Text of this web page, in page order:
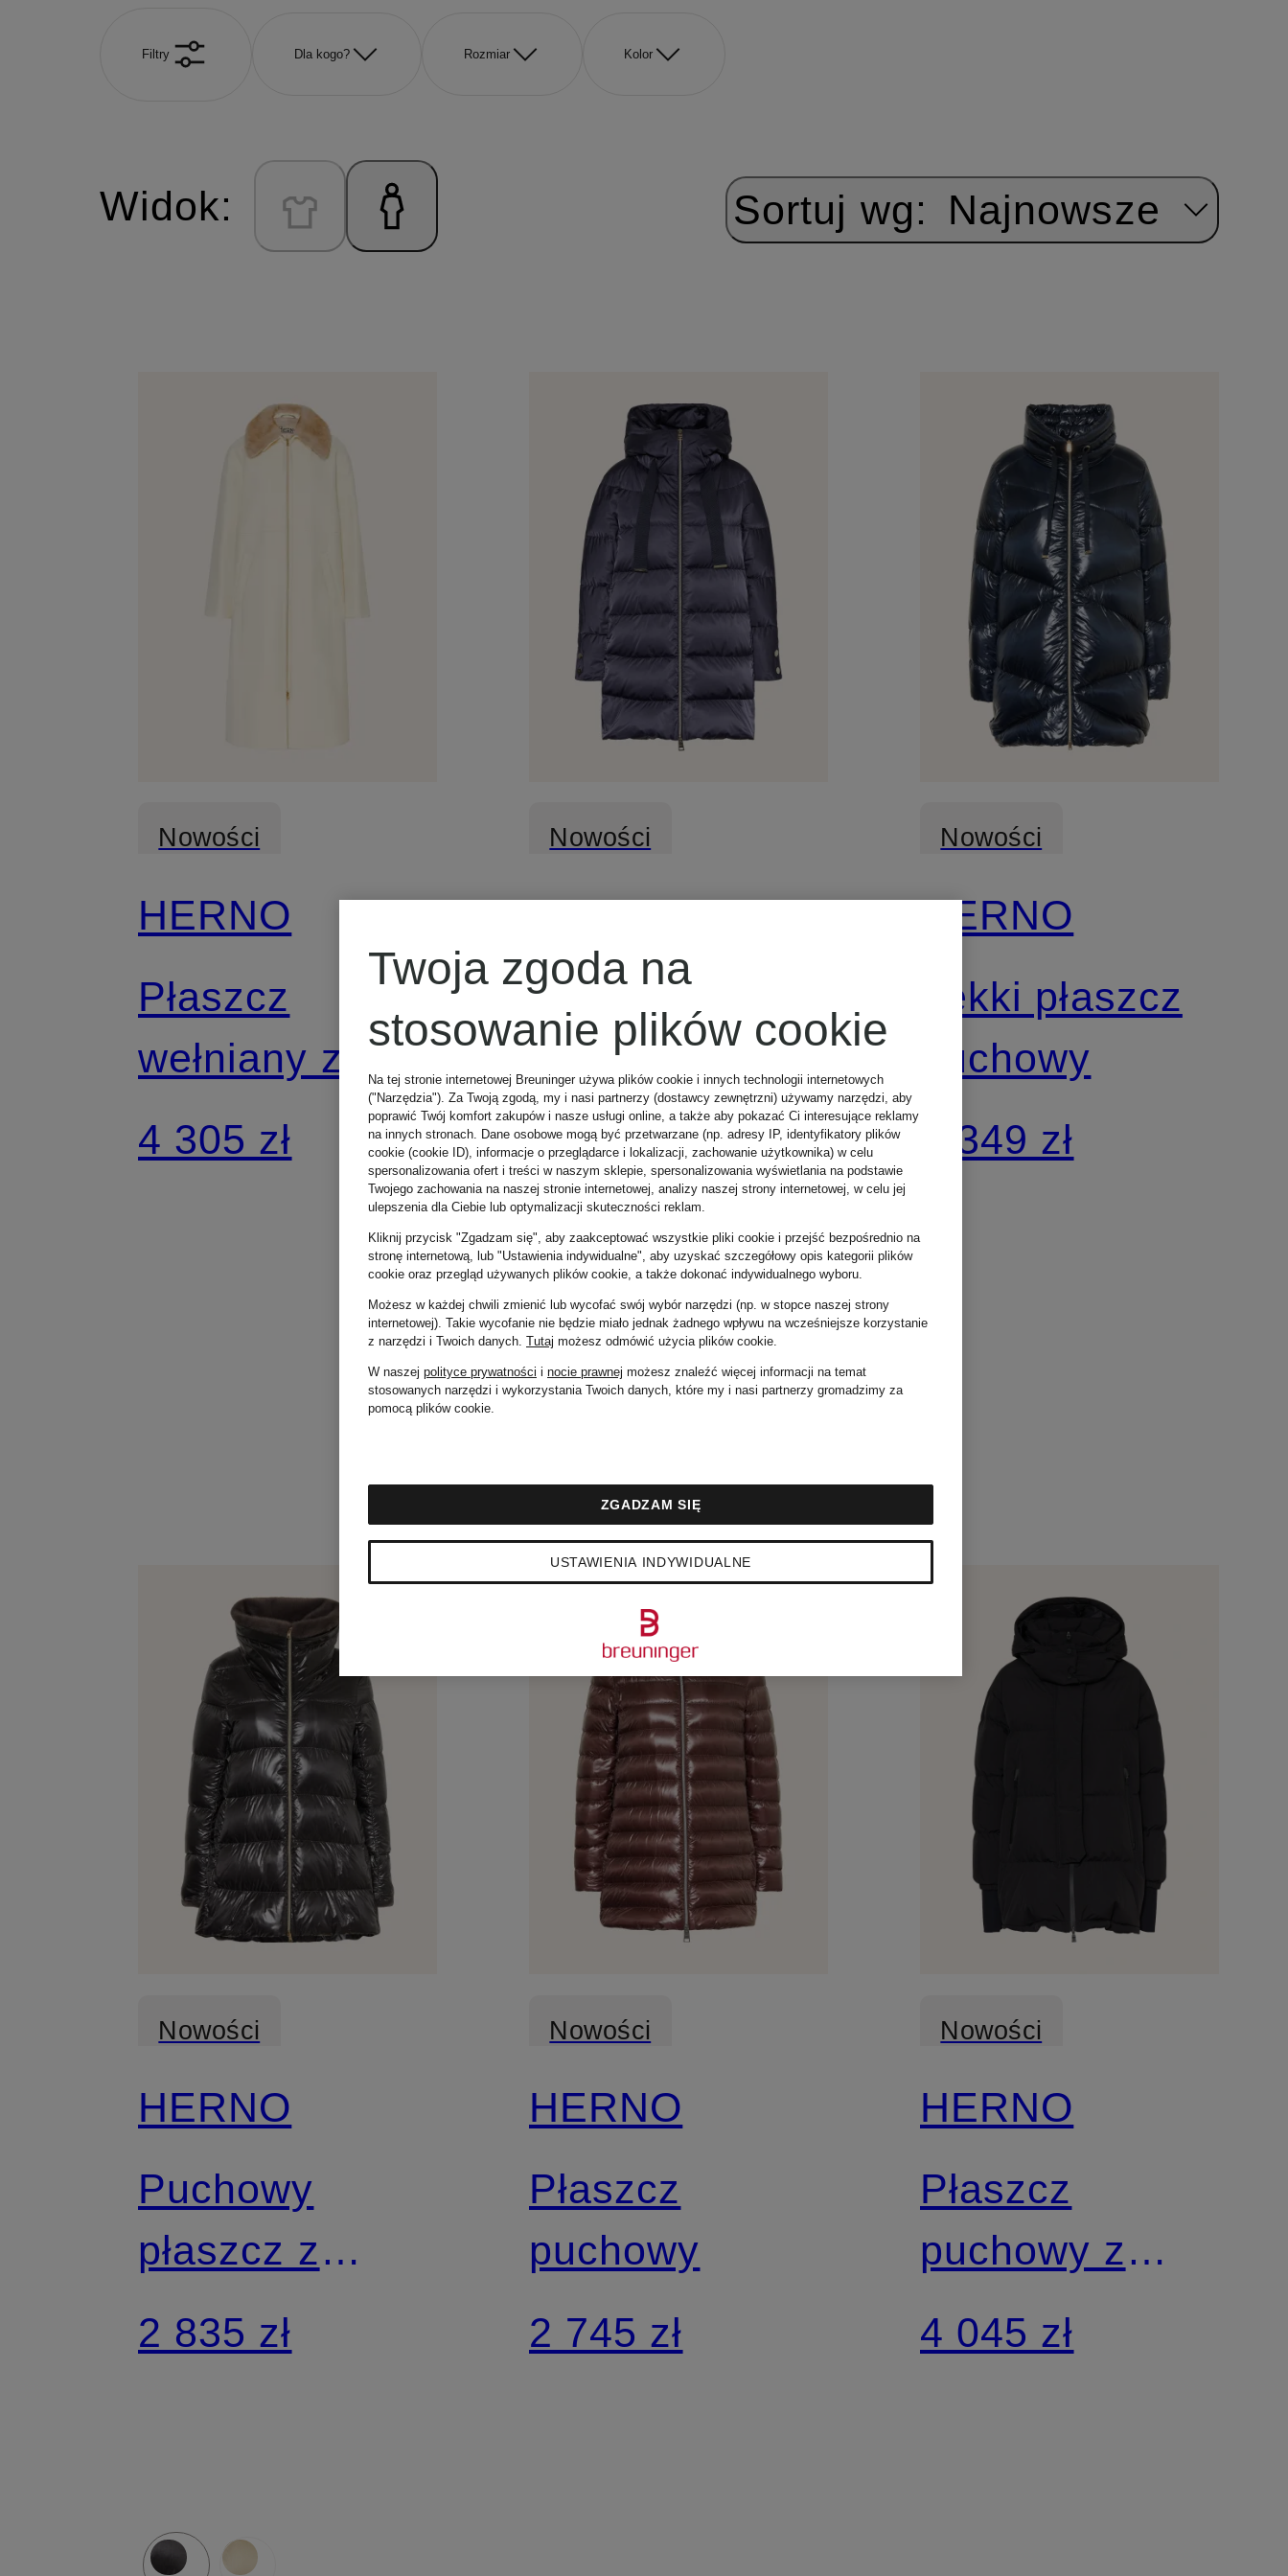
Filtry Dla kogo? Rozmiar Kolor
Widok: Sortuj wg: Najnowsze
Nowości
HERNO
Płaszcz
wełniany z
odpinanym
4 305 zł
Nowości
HERNO
Płaszcz
puchowy
3 739 zł
Nowości
HERNO
Lekki płaszcz
puchowy
3 349 zł
Nowości
HERNO
Puchowy
płaszcz z
sztucznym
2 835 zł
Nowości
HERNO
Płaszcz
puchowy
2 745 zł
Nowości
HERNO
Płaszcz
puchowy z
odpinanym
4 045 zł
Twoja zgoda na
stosowanie plików cookie
Na tej stronie internetowej Breuninger używa plików cookie i innych technologii internetowych
("Narzędzia"). Za Twoją zgodą, my i nasi partnerzy (dostawcy zewnętrzni) używamy narzędzi, aby
poprawić Twój komfort zakupów i nasze usługi online, a także aby pokazać Ci interesujące reklamy
na innych stronach. Dane osobowe mogą być przetwarzane (np. adresy IP, identyfikatory plików
cookie (cookie ID), informacje o przeglądarce i lokalizacji, zachowanie użytkownika) w celu
spersonalizowania ofert i treści w naszym sklepie, spersonalizowania wyświetlania na podstawie
Twojego zachowania na naszej stronie internetowej, analizy naszej strony internetowej, w celu jej
ulepszenia dla Ciebie lub optymalizacji skuteczności reklam.
Kliknij przycisk "Zgadzam się", aby zaakceptować wszystkie pliki cookie i przejść bezpośrednio na
stronę internetową, lub "Ustawienia indywidualne", aby uzyskać szczegółowy opis kategorii plików
cookie oraz przegląd używanych plików cookie, a także dokonać indywidualnego wyboru.
Możesz w każdej chwili zmienić lub wycofać swój wybór narzędzi (np. w stopce naszej strony
internetowej). Takie wycofanie nie będzie miało jednak żadnego wpływu na wcześniejsze korzystanie
z narzędzi i Twoich danych. Tutaj możesz odmówić użycia plików cookie.
W naszej polityce prywatności i nocie prawnej możesz znaleźć więcej informacji na temat
stosowanych narzędzi i wykorzystania Twoich danych, które my i nasi partnerzy gromadzimy za
pomocą plików cookie.
USTAWIENIA INDYWIDUALNE
ZGADZAM SIĘ